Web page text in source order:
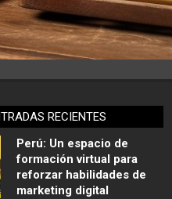
RECIENTES
Perú: Un espacio de
formación virtual para
reforzar habilidades de
marketing digital